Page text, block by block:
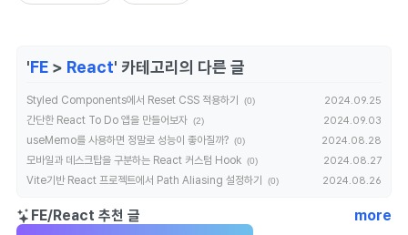
'FE > React' 카테고리의 다른 글
Styled Components에서 Reset CSS 적용하기 (0) 2024.09.25
간단한 React To Do 앱을 만들어보자 (2) 2024.09.03
useMemo를 사용하면 정말로 성능이 좋아질까? (0) 2024.08.28
모바일과 데스크탑을 구분하는 React 커스텀 Hook (0) 2024.08.27
Vite기반 React 프로젝트에서 Path Aliasing 설정하기 (0) 2024.08.26
FE/React 추천 글 more